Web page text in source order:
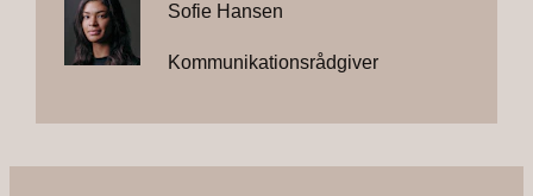
Sofie Hansen
Kommunikationsrådgiver